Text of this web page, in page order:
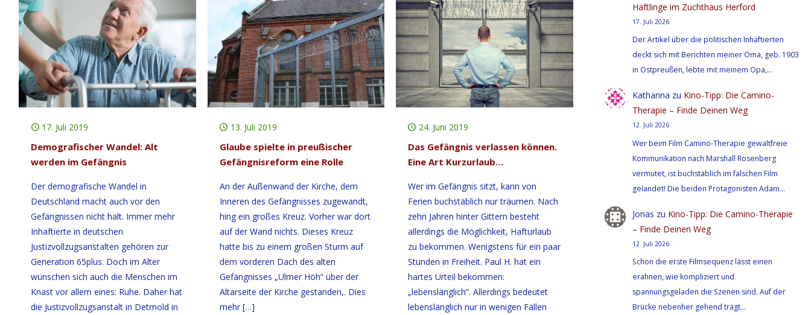
17. Juli 2019
Demografischer Wandel: Alt
werden im Gefängnis
Der demografische Wandel in
Deutschland macht auch vor den
Gefängnissen nicht halt. Immer mehr
Inhaftierte in deutschen
Justizvollzugsanstalten gehören zur
Generation 65plus. Doch im Alter
wünschen sich auch die Menschen im
Knast vor allem eines: Ruhe. Daher hat
die Justizvollzugsanstalt in Detmold in
13. Juli 2019
Glaube spielte in preußischer
Gefängnisreform eine Rolle
An der Außenwand der Kirche, dem
Inneren des Gefängnisses zugewandt,
hing ein großes Kreuz. Vorher war dort
auf der Wand nichts. Dieses Kreuz
hatte bis zu einem großen Sturm auf
dem vorderen Dach des alten
Gefängnisses „Ulmer Höh“ über der
Altarseite der Kirche gestanden,. Dies
mehr[…]
24. Juni 2019
Das Gefängnis verlassen können.
Eine Art Kurzurlaub…
Wer im Gefängnis sitzt, kann von
Ferien buchstäblich nur träumen. Nach
zehn Jahren hinter Gittern besteht
allerdings die Möglichkeit, Hafturlaub
zu bekommen. Wenigstens für ein paar
Stunden in Freiheit. Paul H. hat ein
hartes Urteil bekommen:
„lebenslänglich“. Allerdings bedeutet
lebenslänglich nur in wenigen Fällen
Häftlinge im Zuchthaus Herford
17. Juli 2026
Der Artikel über die politischen Inhaftierten
deckt sich mit Berichten meiner Oma, geb. 1903
in Ostpreußen, lebte mit meinem Opa,…
Katharina zu Kino-Tipp: Die Camino-
Therapie – Finde Deinen Weg
12. Juli 2026
Wer beim Film Camino-Therapie gewaltfreie
Kommunikation nach Marshall Rosenberg
vermutet, ist buchstäblich im falschen Film
gelandet! Die beiden Protagonisten Adam…
Jonas zu Kino-Tipp: Die Camino-Therapie
– Finde Deinen Weg
12. Juli 2026
Schon die erste Filmsequenz lässt einen
erahnen, wie kompliziert und
spannungsgeladen die Szenen sind. Auf der
Brücke nebenher gehend trägt…